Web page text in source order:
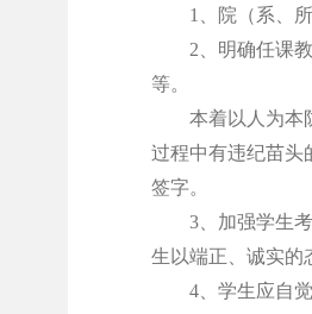
1、院（系、
2、明确任课
等。
本着以人为本
过程中有违纪苗头
签字。
3、加强学生
生以端正、诚实的
4、学生应自